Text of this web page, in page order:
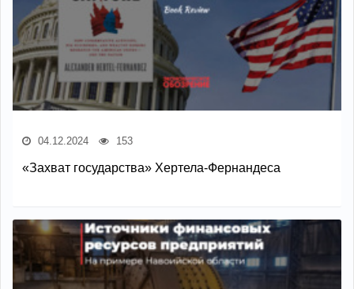
04.12.2024 153
«Захват государства» Хертела-Фернандеса